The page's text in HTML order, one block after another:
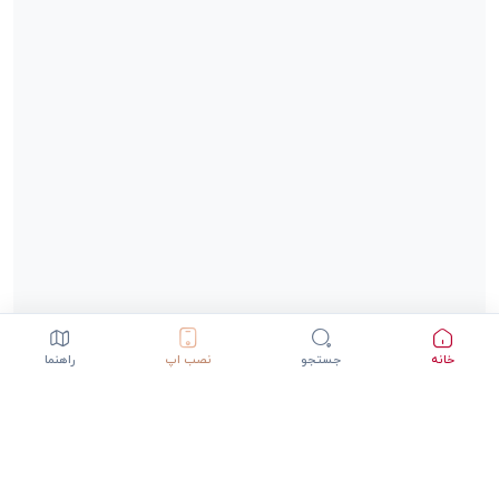
خانه جستجو نصب اپ راهنما